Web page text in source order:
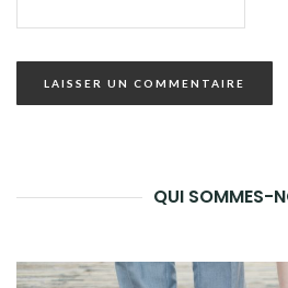
QUI SOMMES-